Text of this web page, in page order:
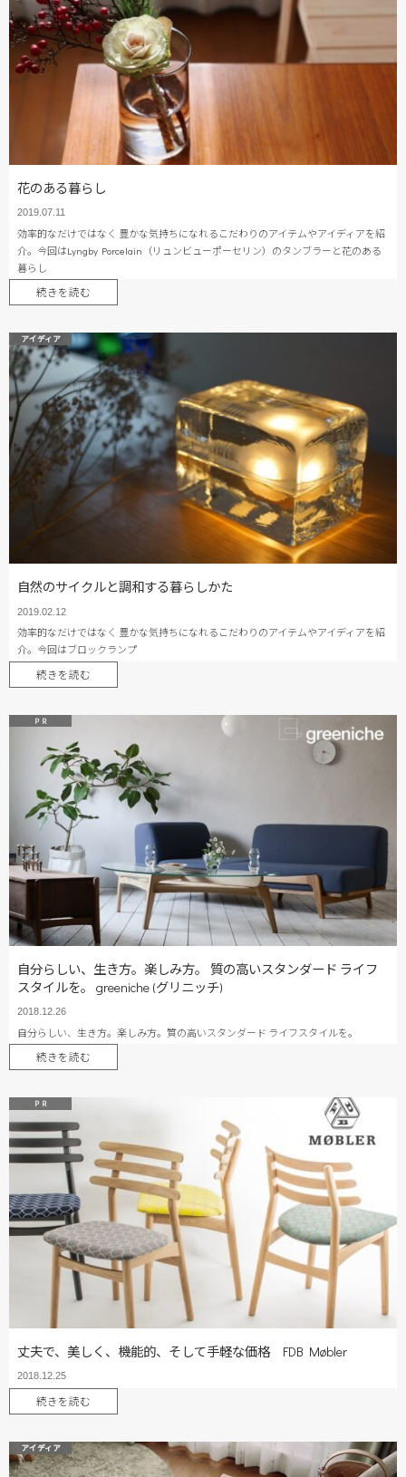
花のある暮らし
2019.07.11
効率的なだけではなく 豊かな気持ちになれるこだわりのアイテムやアイディアを紹
介。今回はLyngby Porcelain（リュンビューポーセリン）のタンブラーと花のある
暮らし
続きを読む
アイディア
自然のサイクルと調和する暮らしかた
2019.02.12
効率的なだけではなく 豊かな気持ちになれるこだわりのアイテムやアイディアを紹
介。今回はブロックランプ
続きを読む
P R
自分らしい、生き方。楽しみ方。 質の高いスタンダード ライフ
スタイルを。 greeniche (グリニッチ)
2018.12.26
自分らしい、生き方。楽しみ方。質の高いスタンダード ライフスタイルを。
続きを読む
P R
丈夫で、美しく、機能的、そして手軽な価格 FDB Møbler
2018.12.25
続きを読む
アイディア